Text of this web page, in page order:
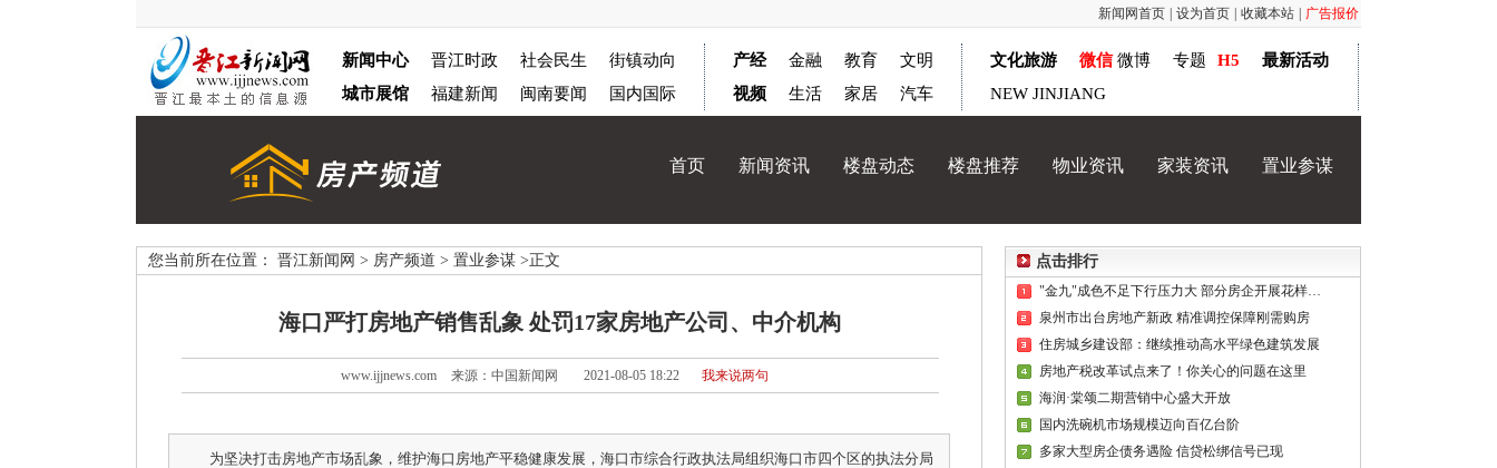
广告报价
收藏本站
设为首页
新闻网首页
新闻中心 晋江时政 社会民生
街镇动向
城市展馆
福建新闻 闽南要闻 国内国际
产经 金融 教育
文明
视频
生活 家居 汽车
文化旅游 微信 微博 专题 H5
最新活动
NEW JINJIANG
首页 新闻资讯 楼盘动态 楼盘推荐 物业资讯 家装资讯 置业参谋
您当前所在位置： 晋江新闻网 > 房产频道 > 置业参谋 >正文
海口严打房地产销售乱象 处罚17家房地产公司、中介机构
www.ijjnews.com 来源：中国新闻网 2021-08-05 18:22 我来说两句
为坚决打击房地产市场乱象，维护海口房地产平稳健康发展，海口市综合行政执法局组织海口市四个区的执法分局
点击排行
"金九"成色不足下行压力大 部分房企开展花样"自救"
泉州市出台房地产新政 精准调控保障刚需购房
住房城乡建设部：继续推动高水平绿色建筑发展
房地产税改革试点来了！你关心的问题在这里
海润·棠颂二期营销中心盛大开放
国内洗碗机市场规模迈向百亿台阶
多家大型房企债务遇险 信贷松绑信号已现